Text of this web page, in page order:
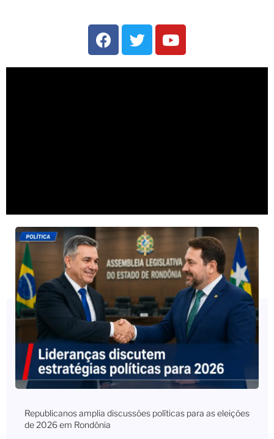
Republicanos amplia discussões políticas para as eleições
de 2026 em Rondônia